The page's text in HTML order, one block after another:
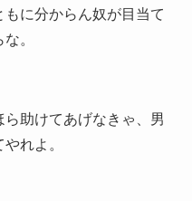
に分からん奴が目当て
。
助けてあげなきゃ、男
れよ。